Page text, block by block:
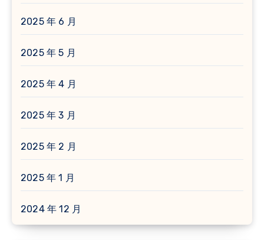
2025 年 6 月
2025 年 5 月
2025 年 4 月
2025 年 3 月
2025 年 2 月
2025 年 1 月
2024 年 12 月